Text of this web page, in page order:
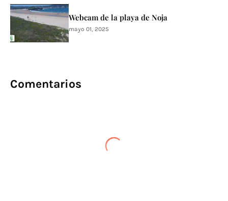
Webcam de la playa de Noja
mayo 01, 2025
Comentarios